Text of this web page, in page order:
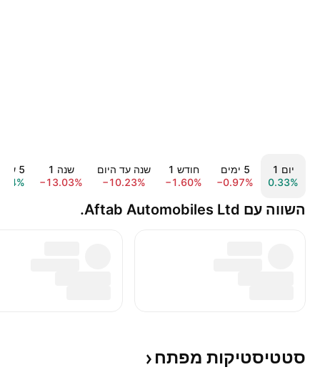
יום ‎1‎
0.33%
‎5‎ ימים
−0.97%
חודש ‎1‎
−1.60%
שנה עד היום
−10.23%
שנה ‎1‎
−13.03%
‎5‎ שנים
השווה עם Aftab Automobiles Ltd.
סטטיסטיקות מפתח